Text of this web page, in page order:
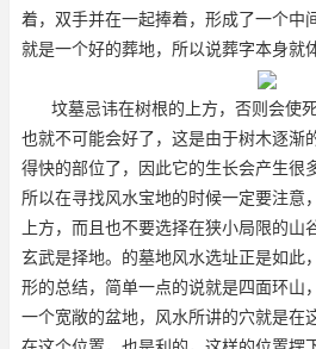
着，双手并在一起捧着，形成了一个中
就是一个好的葬地，所以说葬字本身就
坟墓忌讳在树根的上方，否则会使
也就不可能会好了，这是由于树木逐渐
得快的部位了，因此它的生长会产生很
所以在寻找风水宝地的时候一定要注意
上方，而且也不要选择在狭小局限的
玄武是择地。的墓地风水选址正是如此
形的总结，简单一点的说就是四面环山
一个宽敞的盆地，风水所讲的穴就是在